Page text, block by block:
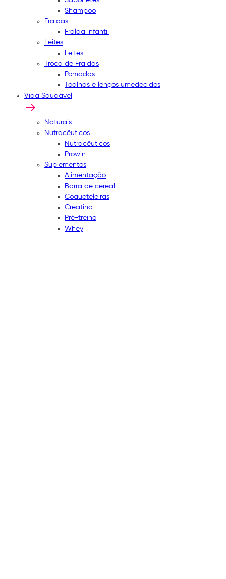
Shampoo
Fraldas
Fralda infantil
Leites
Leites
Troca de Fraldas
Pomadas
Toalhas e lenços umedecidos
Vida Saudável
Naturais
Nutracêuticos
Nutracêuticos
Prowin
Suplementos
Alimentação
Barra de cereal
Coqueteleiras
Creatina
Pré-treino
Whey